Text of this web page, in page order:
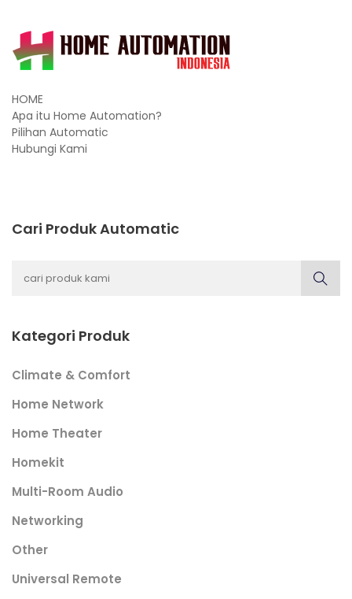
HOME
Apa itu Home Automation?
Pilihan Automatic
Hubungi Kami
Cari Produk Automatic
Kategori Produk
Climate & Comfort
Home Network
Home Theater
Homekit
Multi-Room Audio
Networking
Other
Universal Remote